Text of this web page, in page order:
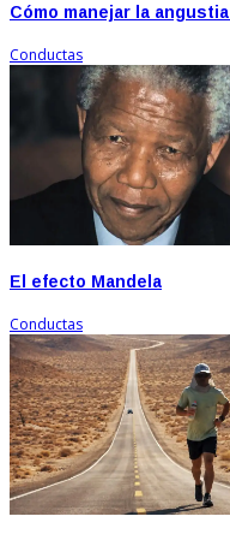
Cómo manejar la
Conductas
El efecto Mandela
Conductas